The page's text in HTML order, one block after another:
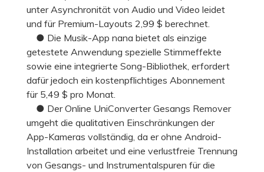
unter Asynchronität von Audio und Video leidet
und für Premium-Layouts 2,99 $ berechnet.
● Die Musik-App nana bietet als einzige
getestete Anwendung spezielle Stimmeffekte
sowie eine integrierte Song-Bibliothek, erfordert
dafür jedoch ein kostenpflichtiges Abonnement
für 5,49 $ pro Monat.
● Der Online UniConverter Gesangs Remover
umgeht die qualitativen Einschränkungen der
App-Kameras vollständig, da er ohne Android-
Installation arbeitet und eine verlustfreie Trennung
von Gesangs- und Instrumentalspuren für die